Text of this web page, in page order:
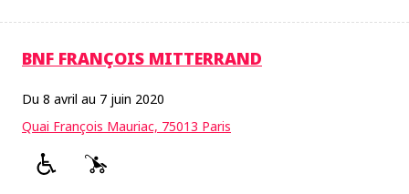
BNF FRANÇOIS MITTERRAND
Du 8 avril au 7 juin 2020
Quai François Mauriac, 75013 Paris